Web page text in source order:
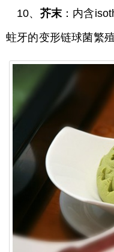
10、 芥末 ：内含
蛀牙的变形链球菌繁殖